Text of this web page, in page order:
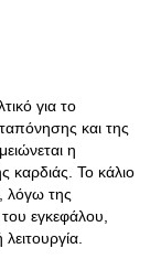
για το
και της
η
καρδιάς. Το κάλιο
λόγω της
εγκεφάλου,